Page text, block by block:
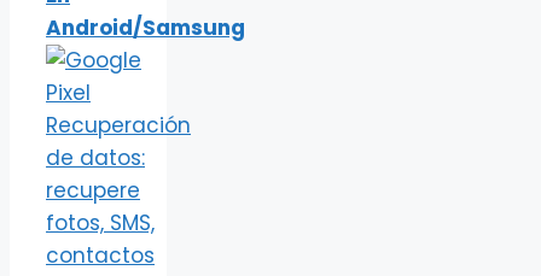
Android/Samsung